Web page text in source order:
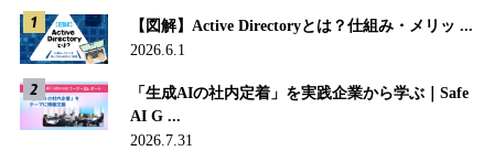
【図解】Active Directoryとは？仕組み・メリッ ...
2026.6.1
「生成AIの社内定着」を実践企業から学ぶ｜Safe
AI G ...
2026.7.31